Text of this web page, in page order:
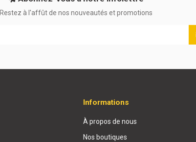
Restez à l'affût de nos nouveautés et promotions
Informations
À propos de nous
Nos boutiques